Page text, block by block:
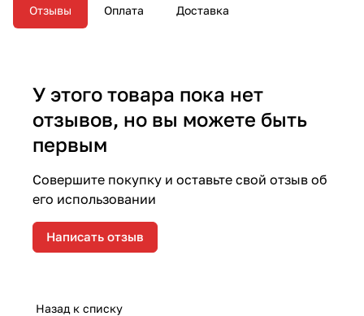
Отзывы Оплата Доставка
У этого товара пока нет
отзывов, но вы можете быть
первым
Совершите покупку и оставьте свой отзыв об
его использовании
Написать отзыв
Назад к списку